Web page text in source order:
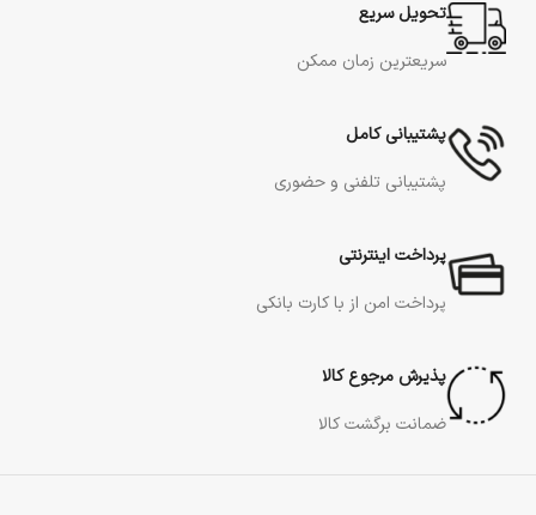
تحویل سریع
سریعترین زمان ممکن
پشتیبانی کامل
پشتیبانی تلفنی و حضوری
پرداخت اینترنتی
پرداخت امن از با کارت بانکی
پذیرش مرجوع کالا
ضمانت برگشت کالا